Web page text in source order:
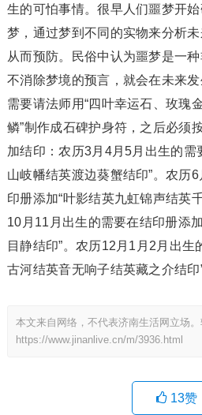
生的可怕事情。很早人们噩梦开
梦，通过梦到不同的实物来分析
从而预防。民俗中认为噩梦是一
不消除梦境的预言，就会在未来
需要请法师用“四叶幸运石、玫瑰
鳞”制作成石碑护身符，之后必须
加结印：农历3月4月5月出生的需
山岐幡结英渡边葵蟹结印”。农历
印册添加“叶影结英九虹锦声结英
10月11月出生的需要在结印册添
目静结印”。农历12月1月2月出生
古河结英音无响子结英藏之介结印”
本文来自网络，不代表济南生活网立场。
https://www.jinanlive.cn/m/3936.html
13赞